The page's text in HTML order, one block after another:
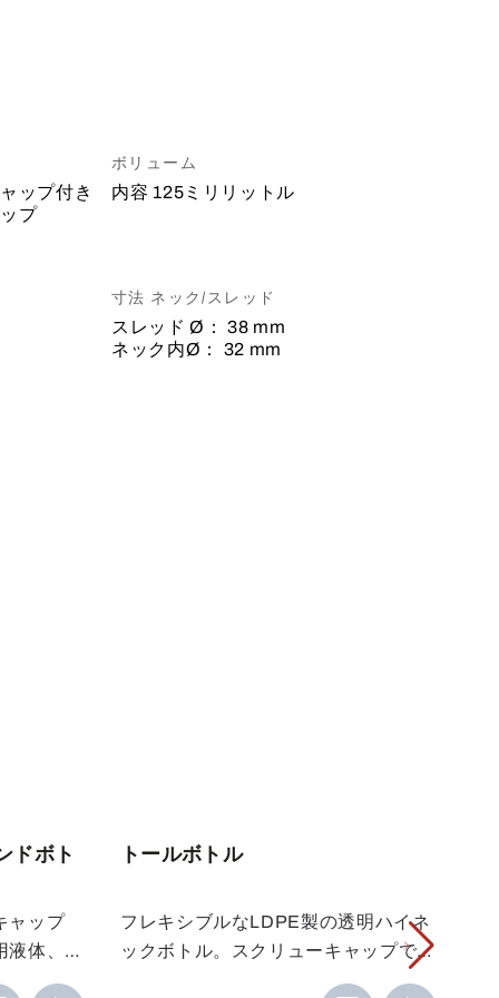
ップ付き
プ
ボリューム
内容 125ミリリットル
寸法 ネック/スレッド
スレッド Ø：
38 mm
ネック内Ø：
32 mm
ドボト
ャップ
体、
で
トールボトル
フレキシブルなLDPE製の透明ハイネ
ックボトル。スクリューキャップで
液密性が高く、実験室、サンプリン